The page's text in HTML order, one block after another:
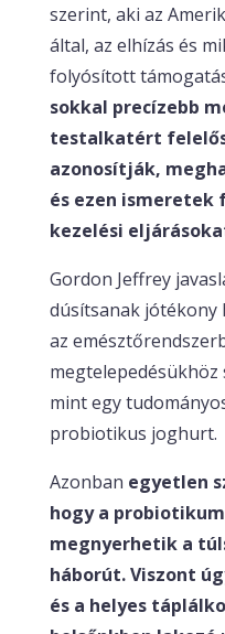
szerint, aki az
által, az elhízás és
folyósított
sokkal precízebb
testalkatért
azonosítják,
és ezen ismeretek
kezelési
Gordon Jeffrey
dúsítsanak jótékony
az
mint egy
probiotikus joghurt.
Azonban egyetlen
hogy a
megnyerhetik a
háborút. Viszont
és a helyes